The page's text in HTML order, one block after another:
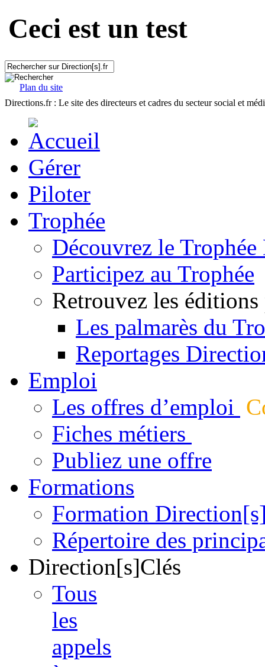
Ceci est un test
Plan du site
Directions.fr : Le site des directeurs et cadres du secteur social et
Gérer
Piloter
Trophée
Découvrez le
Participez au Trophée
Retrouvez les éditions
Les palmarès du
Reportages
Emploi
Les offres d’emploi
Fiches métiers
Publiez une offre
Formations
Formation
Répertoire des
Direction[s]Clés
Tous
les
appels